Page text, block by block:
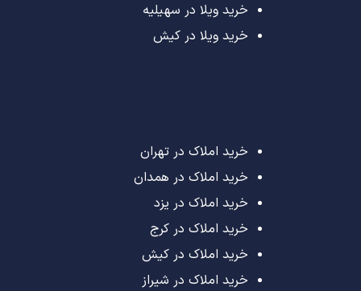
خرید ویلا در سهیلیه
خرید ویلا در کیش
خرید املاک در تهران
خرید املاک در همدان
خرید املاک در یزد
خرید املاک در کرج
خرید املاک در کیش
خرید املاک در شیراز